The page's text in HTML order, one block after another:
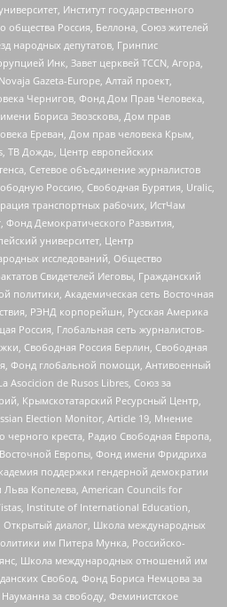
Институт государственного
общества Россия, Беллона, Союз жителей
народных депутатов, Гринпис
Инк, Завет церквей TCCN, Агора,
Gazeta-Europe, Алтай проект,
Чернигов, Фонд Дом Прав Человека,
Бориса Звозскова, Дом прав
Ереван, Дом прав человека Крым,
ТВ Дождь, Центр европейских
Сетевое объединение журналистов
Россию, Свободная Бурятия, Uralic,
транспортных рабочих, ИстЧам
Фонд Демократического Развития,
университет, Центр
исследований, Общество
Свидетелей Иеговы, Гражданский
политики, Академическая сеть Восточная
РЭНД корпорейшн, Русская Америка
Россия, Глобальная сеть журналистов-
Свободная Россия Берлин, Свободная
Фонд глобальной помощи, Антивоенный
Asocicion de Rusos Libres, Союз за
Крымскотатарский Ресурсный Центр,
Election Monitor, Article 19, Мнение
черного креста, Радио Свободная Европа,
Европы, Фонд имени Фридриха
поддержки гендерной демократии
Копелева, American Councils for
Institute of International Education,
Открытый диалог, Школа международных
им Питера Мунка, Российско-
Школа международных отношений им
Свобод, Фонд Бориса Немцова за
за свободу, Феминистское